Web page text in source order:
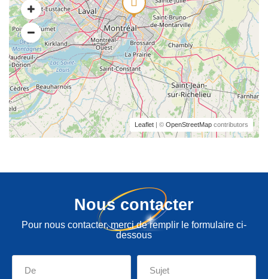
Leaflet | © OpenStreetMap contributors
Nous contacter
Pour nous contacter, merci de remplir le formulaire ci-
dessous